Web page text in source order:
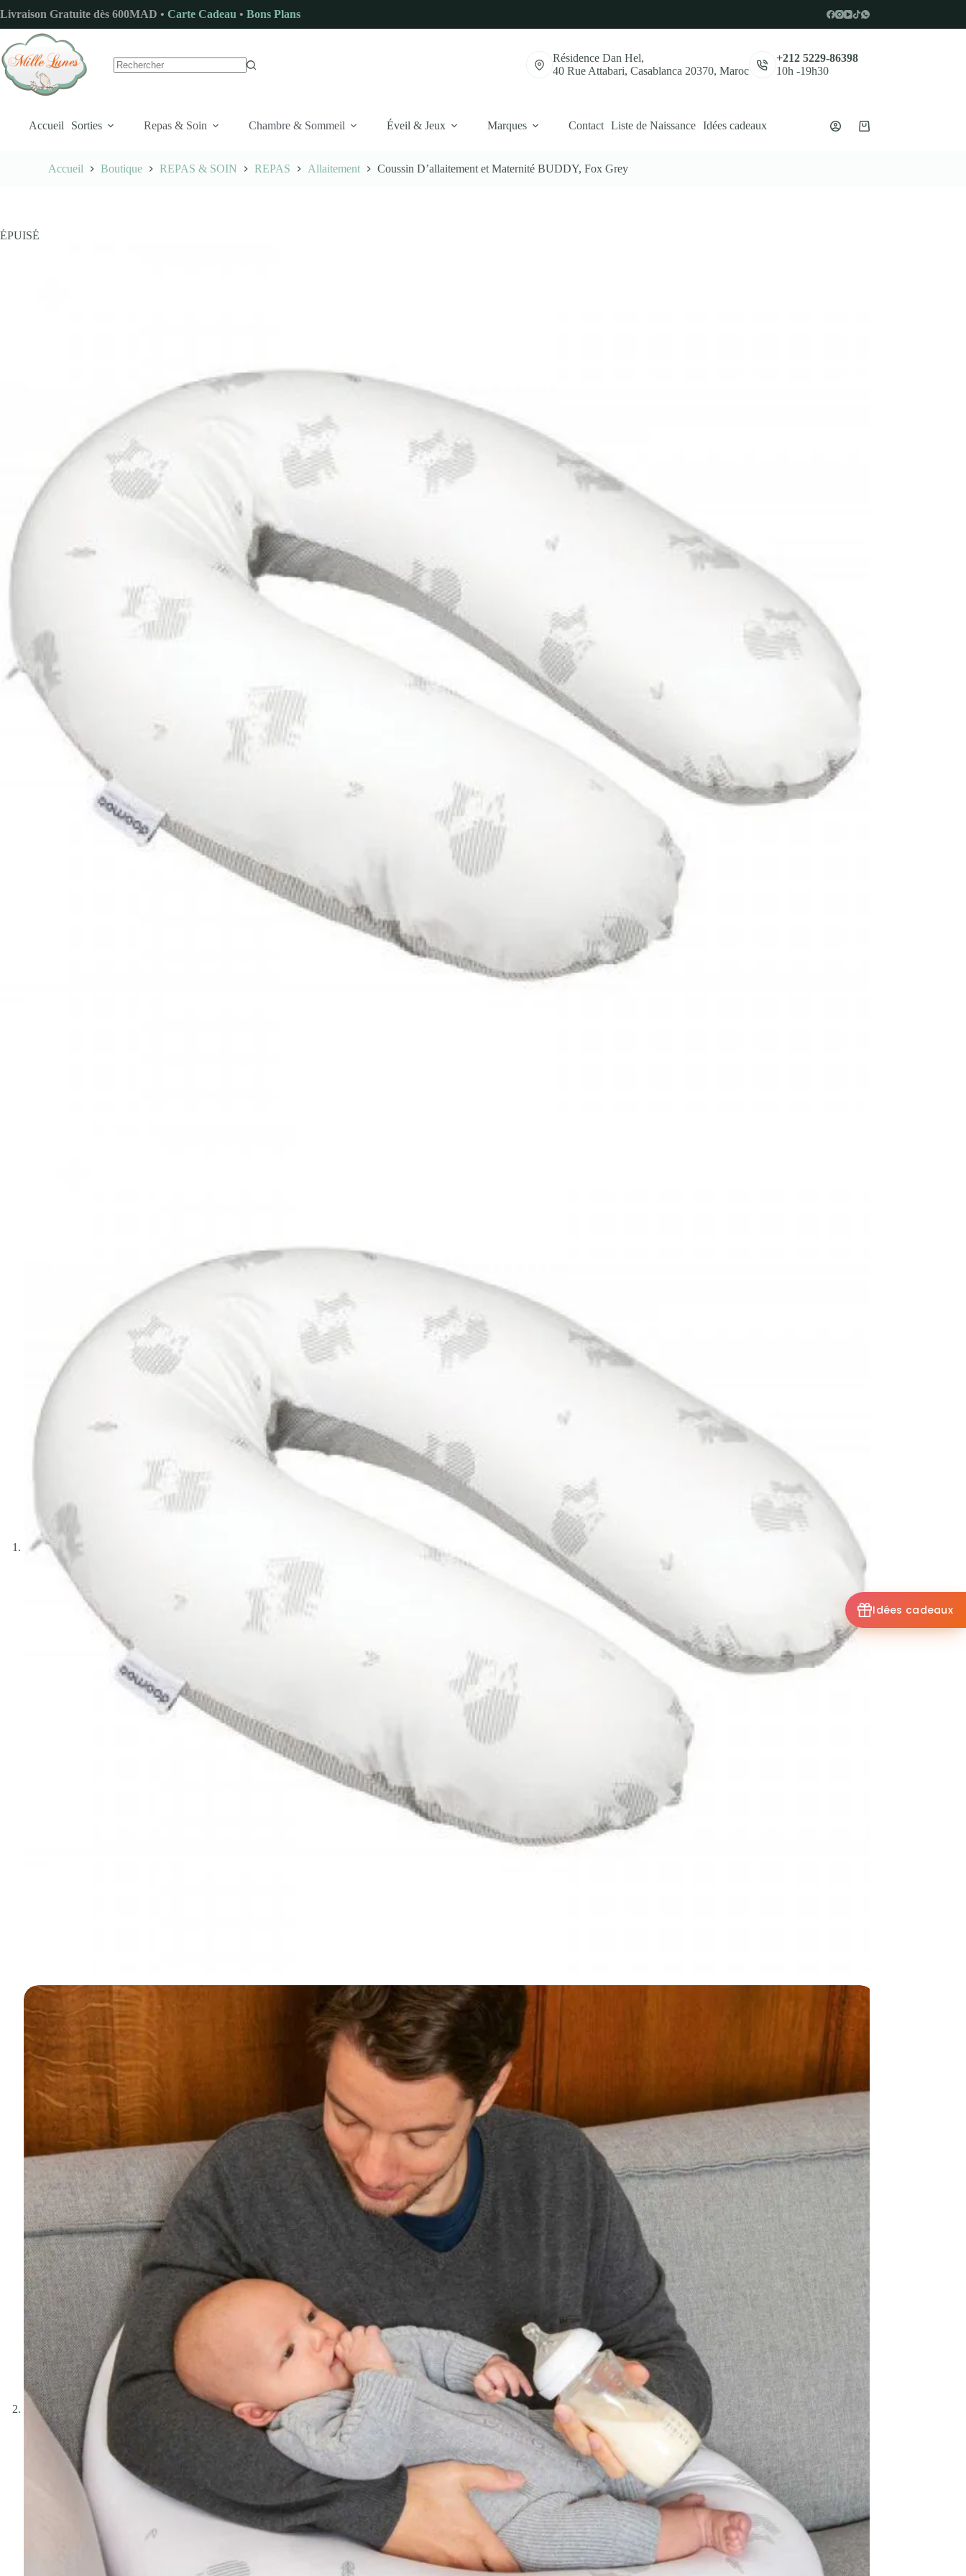
au
contenu
Livraison Gratuite dès 600MAD • Carte Cadeau • Bons Plans
Résidence Dan Hel,
40 Rue Attabari, Casablanca 20370, Maroc
+212 5229-86398
10h -19h30
Accueil Sorties Repas & Soin Chambre & Sommeil Éveil & Jeux Marques Contact Liste de Naissance Idées cadeaux
Panier
Accueil Boutique REPAS & SOIN REPAS Allaitement Coussin D’allaitement et Maternité BUDDY, Fox Grey
ÉPUISÉ
Idées cadeaux